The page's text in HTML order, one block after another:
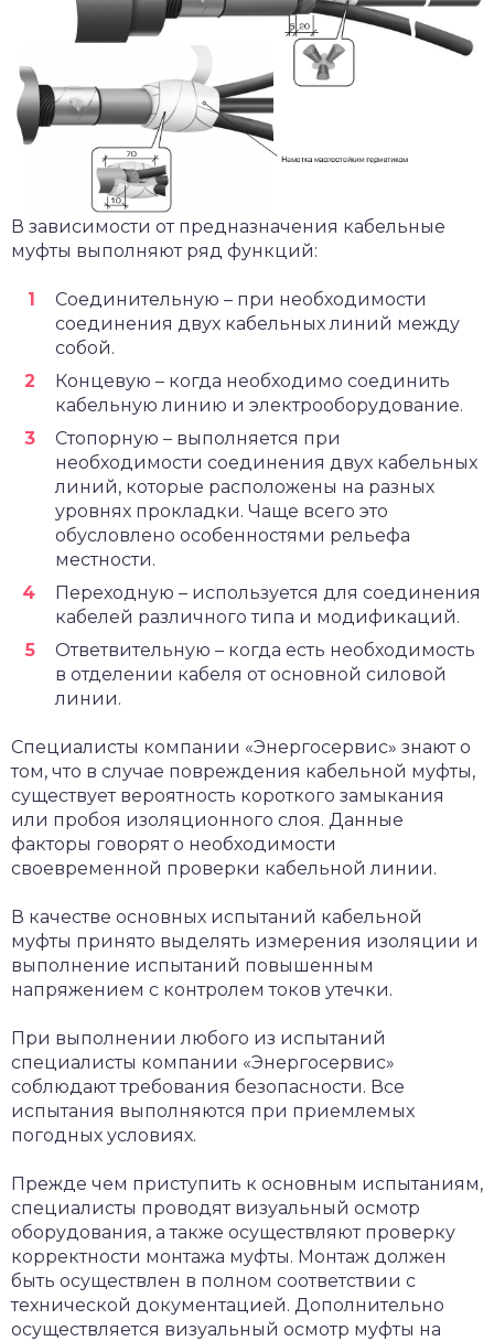
В зависимости от предназначения кабельные
муфты выполняют ряд функций:
Соединительную – при необходимости
соединения двух кабельных линий между
собой.
Концевую – когда необходимо соединить
кабельную линию и электрооборудование.
Стопорную – выполняется при
необходимости соединения двух кабельных
линий, которые расположены на разных
уровнях прокладки. Чаще всего это
обусловлено особенностями рельефа
местности.
Переходную – используется для соединения
кабелей различного типа и модификаций.
Ответвительную – когда есть необходимость
в отделении кабеля от основной силовой
линии.
Специалисты компании «Энергосервис» знают о
том, что в случае повреждения кабельной муфты,
существует вероятность короткого замыкания
или пробоя изоляционного слоя. Данные
факторы говорят о необходимости
своевременной проверки кабельной линии.
В качестве основных испытаний кабельной
муфты принято выделять измерения изоляции и
выполнение испытаний повышенным
напряжением с контролем токов утечки.
При выполнении любого из испытаний
специалисты компании «Энергосервис»
соблюдают требования безопасности. Все
испытания выполняются при приемлемых
погодных условиях.
Прежде чем приступить к основным испытаниям,
специалисты проводят визуальный осмотр
оборудования, а также осуществляют проверку
корректности монтажа муфты. Монтаж должен
быть осуществлен в полном соответствии с
технической документацией. Дополнительно
осуществляется визуальный осмотр муфты на